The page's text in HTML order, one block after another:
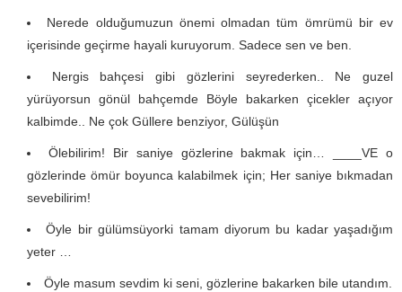
Nerede olduğumuzun önemi olmadan tüm ömrümü bir ev
içerisinde geçirme hayali kuruyorum. Sadece sen ve ben.
Nergis bahçesi gibi gözlerini seyrederken.. Ne guzel
yürüyorsun gönül bahçemde Böyle bakarken çicekler açıyor
kalbimde.. Ne çok Güllere benziyor, Gülüşün
Ölebilirim! Bir saniye gözlerine bakmak için… ____VE o
gözlerinde ömür boyunca kalabilmek için; Her saniye bıkmadan
sevebilirim!
Öyle bir gülümsüyorki tamam diyorum bu kadar yaşadığım
yeter …
Öyle masum sevdim ki seni, gözlerine bakarken bile utandım.